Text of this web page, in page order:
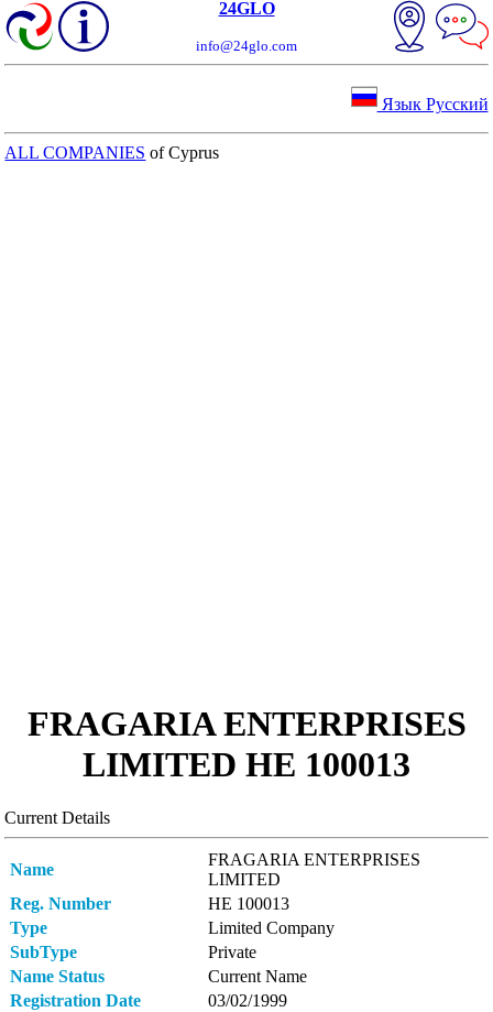
24GLO
info@24glo.com
Язык Русский
ALL COMPANIES of Cyprus
FRAGARIA ENTERPRISES
LIMITED ΗΕ 100013
Current Details
Name
FRAGARIA ENTERPRISES
LIMITED
Reg. Number
ΗΕ 100013
Type
Limited Company
SubType
Private
Name Status
Current Name
Registration Date
03/02/1999